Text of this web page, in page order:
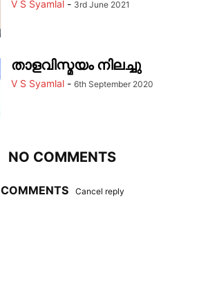
V S Syamlal - 3rd June 2021
താളവിസ്മയം നിലച്ചു
V S Syamlal - 6th September 2020
NO COMMENTS
COMMENTS Cancel reply